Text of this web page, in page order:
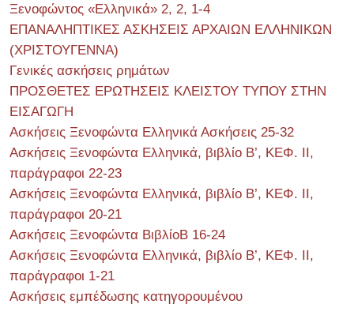
Ξενοφώντος «Ελληνικά» 2, 2, 1-4
ΕΠΑΝΑΛΗΠΤΙΚΕΣ ΑΣΚΗΣΕΙΣ ΑΡΧΑΙΩΝ ΕΛΛΗΝΙΚΩΝ
(ΧΡΙΣΤΟΥΓΕΝΝΑ)
Γενικές ασκήσεις ρημάτων
ΠΡΟΣΘΕΤΕΣ ΕΡΩΤΗΣΕΙΣ ΚΛΕΙΣΤΟΥ ΤΥΠΟΥ ΣΤΗΝ
ΕΙΣΑΓΩΓΗ
Ασκήσεις Ξενοφώντα Ελληνικά Ασκήσεις 25-32
Ασκήσεις Ξενοφώντα Ελληνικά, βιβλίο Β’, ΚΕΦ. II,
παράγραφοι 22-23
Ασκήσεις Ξενοφώντα Ελληνικά, βιβλίο Β’, ΚΕΦ. II,
παράγραφοι 20-21
Ασκήσεις Ξενοφώντα ΒιβλίοΒ 16-24
Ασκήσεις Ξενοφώντα Ελληνικά, βιβλίο Β’, ΚΕΦ. II,
παράγραφοι 1-21
Ασκήσεις εμπέδωσης κατηγορουμένου